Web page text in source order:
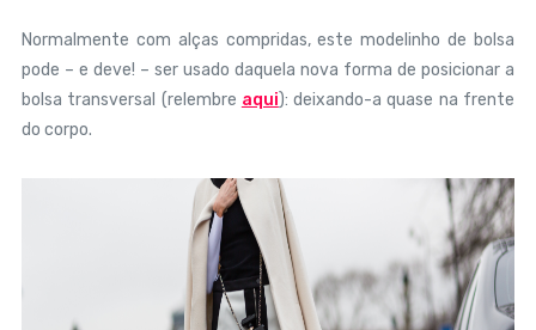
Normalmente com alças compridas, este modelinho de bolsa
pode – e deve! – ser usado daquela nova forma de posicionar a
bolsa transversal (relembre aqui): deixando-a quase na frente
do corpo.